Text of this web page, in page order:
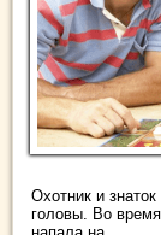
Охотник и
головы. Во время